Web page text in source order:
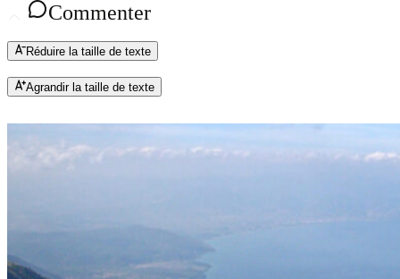
Commenter
Réduire la taille de texte
Agrandir la taille de texte